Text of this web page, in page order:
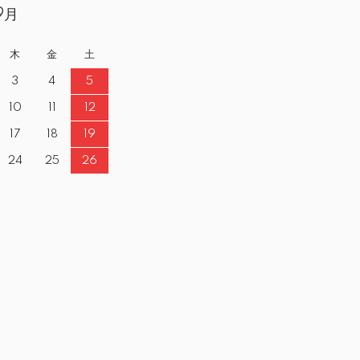
木 金 土
3 4 5
10 12
17 18 19
24 25 26